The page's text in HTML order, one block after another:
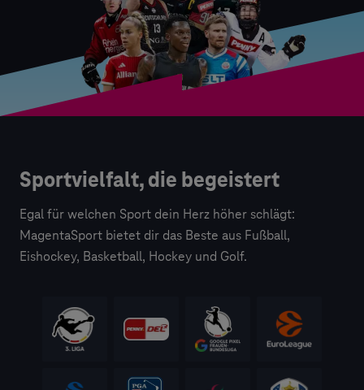
Sportvielfalt, die begeistert
Egal für welchen Sport dein Herz höher schlägt:
MagentaSport bietet dir das Beste aus Fußball,
Eishockey, Basketball, Hockey und Golf.